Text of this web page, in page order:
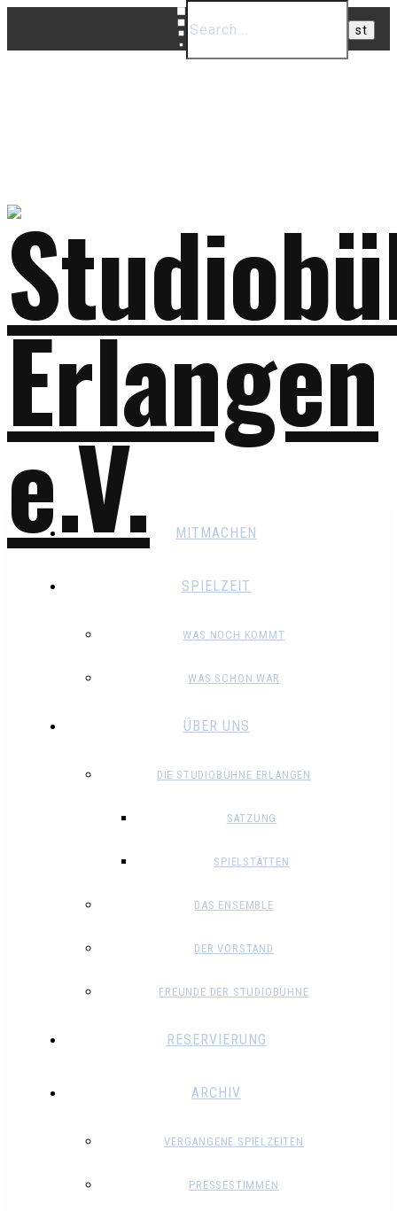
MITMACHEN
SPIELZEIT
WAS NOCH KOMMT
WAS SCHON WAR
ÜBER UNS
DIE STUDIOBÜHNE ERLANGEN
SATZUNG
SPIELSTÄTTEN
DAS ENSEMBLE
DER VORSTAND
FREUNDE DER STUDIOBÜHNE
RESERVIERUNG
ARCHIV
VERGANGENE SPIELZEITEN
PRESSESTIMMEN